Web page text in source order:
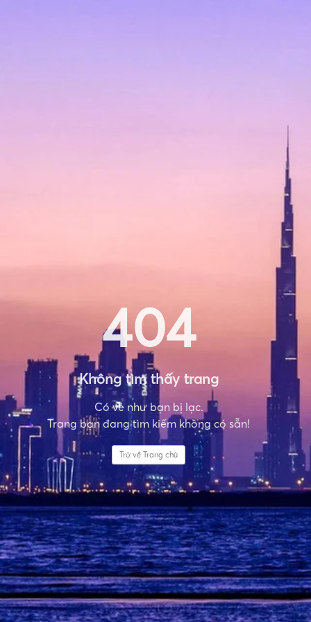
404
Không tìm thấy trang
Có vẻ như bạn bị lạc.
Trang bạn đang tìm kiếm không có sẵn!
Trở về Trang chủ